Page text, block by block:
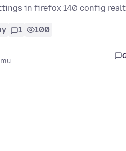
in firefox 140 config
1 100